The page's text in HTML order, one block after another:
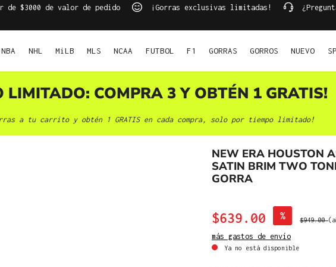
$3000 de valor de pedido ¡Gorras exclusivas limitadas!
NBA NHL MiLB MLS NCAA FUTBOL F1 GORRAS GORROS NUEVO
LIMITADO: COMPRA 3 Y OBTÉN 1 GRATIS!
a tu carrito y obtén 1 GRATIS en cada compra, solo por tiempo limitado!
NEW ERA HOUSTON
SATIN BRIM TWO
GORRA
$639.00 % $949.00
más gastos de envío
Ya no está disponible